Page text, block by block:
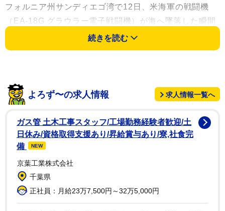
フォルニア州サンディエゴ湾で12日、米海軍の戦闘機
（EA-18G グラウラー電子戦闘機）が海へ墜落した瞬間
がカメラに捉えられた。
れ無事だという。2人の容体は良好だという。
続きを読む
よろず〜の求人情報 求人情報一覧へ
ガス管 土木工事スタッフ/工場勤務経験者歓迎/土
日休み/資格取得支援あり/昇給賞与あり/寮,社食完
備
NEW
京葉工業株式会社
千葉県
正社員：月給23万7,500円～32万5,000円